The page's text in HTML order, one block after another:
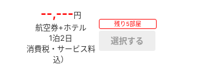
--,---円
航空券+ホテル
1泊2日
消費税・サービス料
込）
残り5部屋